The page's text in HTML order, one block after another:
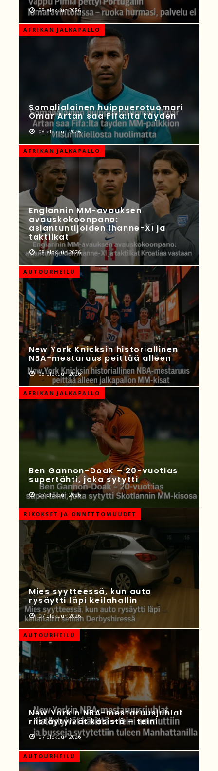
08 elokuun 2026
AFRIKAN JALKAPALLO
Somalialainen huippuerotuomari
Omar Artan saa Fifa:lta täyden
08 elokuun 2026
AFRIKAN JALKAPALLO
Englannin MM-avauksen
avauskokoonpano:
asiantuntijoiden ihanne-XI ja
taktiikat
08 elokuun 2026
AUTOURHEILU
New York Knicksin historiallinen
NBA-mestaruus peittää alleen
08 elokuun 2026
AFRIKAN JALKAPALLO
Ben Gannon-Doak – 20-vuotias
supertähti, joka sytytti
07 elokuun 2026
RIKOKSET JA ONNETTOMUUDET
Mies syytteessä, kun auto
rysäytti läpi keilahallin
07 elokuun 2026
AUTOURHEILU
New Yorkin NBA-mestaruusjuhlat
riistäytyivät käsistä – teini
07 elokuun 2026
AUTOURHEILU